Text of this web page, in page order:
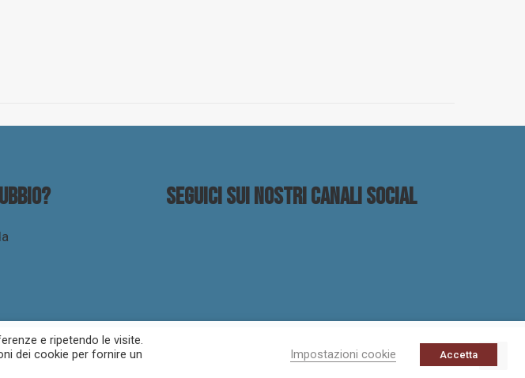
Seguici sui nostri canali social
e ripetendo le visite.
dei cookie per fornire un
Impostazioni cookie Accetta